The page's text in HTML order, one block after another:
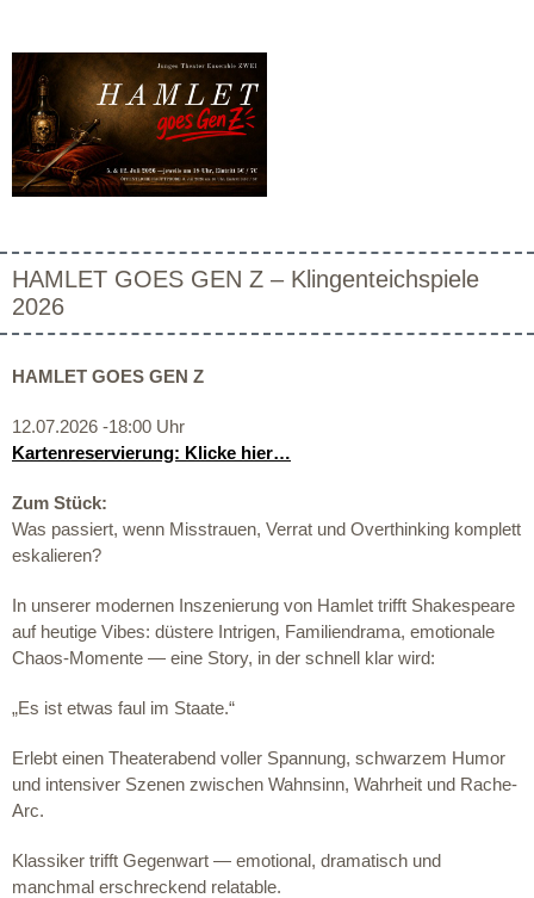
HAMLET GOES GEN Z – Klingenteichspiele
2026
HAMLET GOES GEN Z
12.07.2026 -18:00 Uhr
Kartenreservierung: Klicke hier…
Zum Stück:
Was passiert, wenn Misstrauen, Verrat und Overthinking komplett
eskalieren?
In unserer modernen Inszenierung von Hamlet trifft Shakespeare
auf heutige Vibes: düstere Intrigen, Familiendrama, emotionale
Chaos-Momente — eine Story, in der schnell klar wird:
„Es ist etwas faul im Staate.“
Erlebt einen Theaterabend voller Spannung, schwarzem Humor
und intensiver Szenen zwischen Wahnsinn, Wahrheit und Rache-
Arc.
Klassiker trifft Gegenwart — emotional, dramatisch und
manchmal erschreckend relatable.